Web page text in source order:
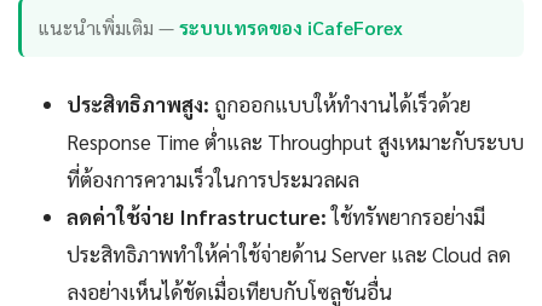
แนะนำเพิ่มเติม —ระบบเทรดของ iCafeForex
ประสิทธิภาพสูง: ถูกออกแบบให้ทำงานได้เร็วด้วย
Response Time ต่ำและ Throughput สูงเหมาะกับระบบ
ที่ต้องการความเร็วในการประมวลผล
ลดค่าใช้จ่าย Infrastructure:ใช้ทรัพยากรอย่างมี
ประสิทธิภาพทำให้ค่าใช้จ่ายด้าน Server และ Cloud ลด
ลงอย่างเห็นได้ชัดเมื่อเทียบกับโซลูชันอื่น